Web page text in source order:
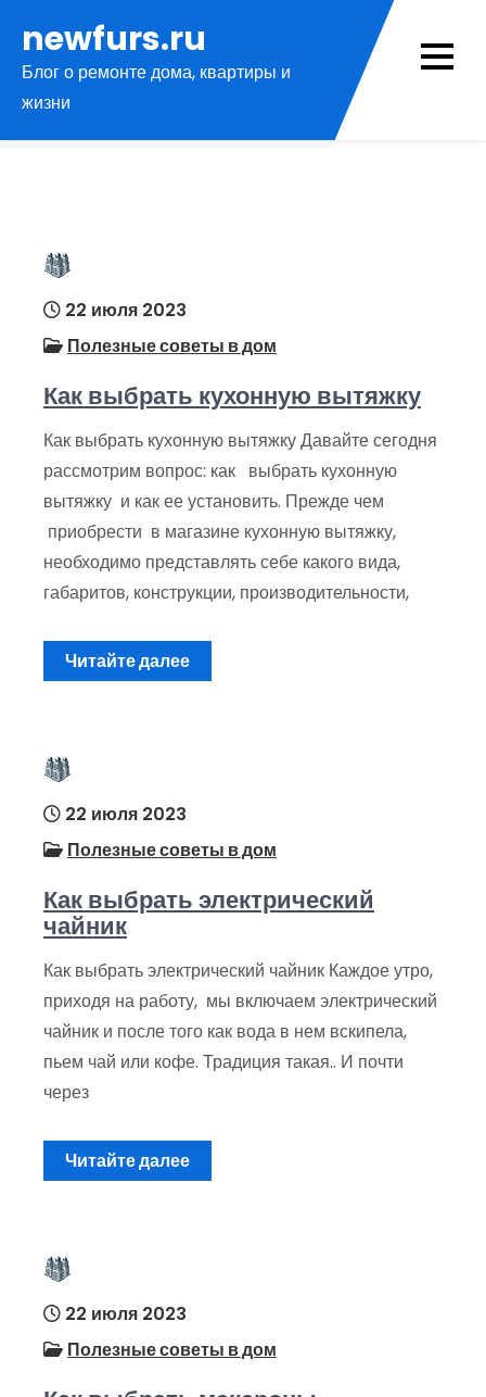
содержимому
newfurs.ru
Блог о ремонте дома, квартиры и
жизни
22 июля 2023
Полезные советы в дом
Как выбрать кухонную вытяжку
Как выбрать кухонную вытяжку Давайте сегодня
рассмотрим вопрос: как выбрать кухонную
вытяжку и как ее установить. Прежде чем
приобрести в магазине кухонную вытяжку,
необходимо представлять себе какого вида,
габаритов, конструкции, производительности,
Читайте далее
22 июля 2023
Полезные советы в дом
Как выбрать электрический
чайник
Как выбрать электрический чайник Каждое утро,
приходя на работу, мы включаем электрический
чайник и после того как вода в нем вскипела,
пьем чай или кофе. Традиция такая.. И почти
через
Читайте далее
22 июля 2023
Полезные советы в дом